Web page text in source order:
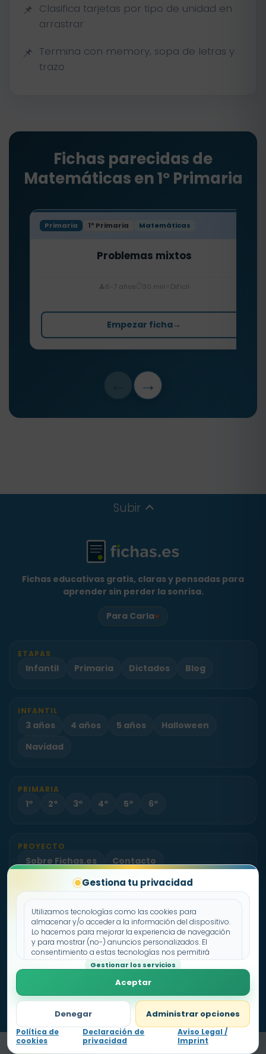
Gestiona tu privacidad
Utilizamos tecnologías como las cookies para
almacenar y/o acceder a la información del dispositivo.
Lo hacemos para mejorar la experiencia de navegación
y para mostrar (no-) anuncios personalizados. El
consentimiento a estas tecnologías nos permitirá
procesar datos como el comportamiento de
navegación o los ID's únicos en este sitio. No consentir o
retirar el consentimiento, puede afectar negativamente a
Gestionar los servicios
Aceptar
Denegar Administrar opciones
Política de
cookies
Declaración de
privacidad
Aviso Legal /
Imprint
Nivel1
Clasifica tarjetas por tipo de unidad en
arrastrar
Termina con memory, sopa de letras y
trazo
Fichas parecidas de
Matemáticas en 1º Primaria
Primaria 1º Primaria Matemáticas
Problemas mixtos
6-7 años 30 min Difícil
Empezar ficha→
→
Subir
Fichas educativas gratis, claras y pensadas para
aprender sin perder la sonrisa.
Para Carla♥
ETAPAS
Infantil Primaria Dictados Blog
INFANTIL
3 años 4 años 5 años
Halloween
Navidad
PRIMARIA
1º 2º 3º 4º 5º 6º
PROYECTO
Sobre Fichas.es Contacto
Política de cookies
Declaración de privacidad
Aviso legal